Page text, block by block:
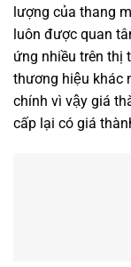
lượng của thang
luôn được quan
ứng nhiều trên thị
thương hiệu khác
chính vì vậy giá
cấp lại có giá